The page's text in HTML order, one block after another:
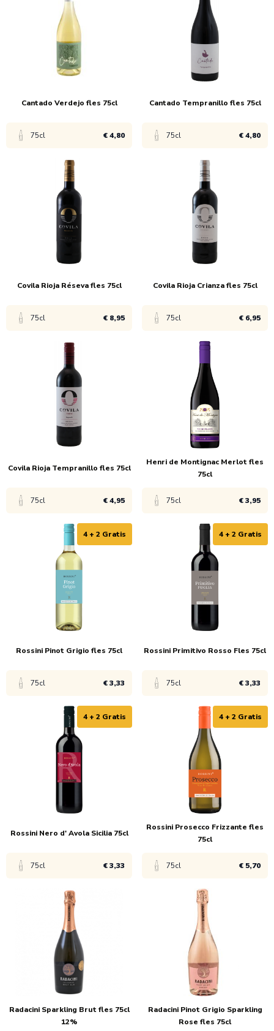
€ 46,95
€ 44,95
€ 47,95
Cantado Verdejo fles 75cl
75cl € 4,80
Bekijk product
€ 5,30
€ 4,80
Cantado Tempranillo fles 75cl
75cl € 4,80
Bekijk product
€ 5,30
€ 4,80
Covila Rioja Réseva fles 75cl
75cl € 8,95
Bekijk product
€ 9,45
€ 8,95
Covila Rioja Crianza fles 75cl
75cl € 6,95
Bekijk product
€ 7,45
€ 6,95
Covila Rioja Tempranillo fles 75cl
75cl € 4,95
Bekijk product
€ 5,45
Henri de Montignac Merlot fles
75cl
75cl € 3,95
€ 4,95
4 + 2 Gratis
Rossini Pinot Grigio fles 75cl
75cl € 3,33
Bekijk product
€ 4,99
4 + 2 Gratis
Rossini Primitivo Rosso Fles 75cl
75cl € 3,33
Bekijk product
€ 4,99
€ 3,33
4 + 2 Gratis
Rossini Nero d' Avola Sicilia 75cl
75cl € 3,33
Bekijk product
€ 4,99
€ 3,33
4 + 2 Gratis
Rossini Prosecco Frizzante fles
75cl
75cl € 5,70
Bekijk product
€ 8,55
€ 5,70
Radacini Sparkling Brut fles 75cl
12%
Radacini Pinot Grigio Sparkling
Rose fles 75cl